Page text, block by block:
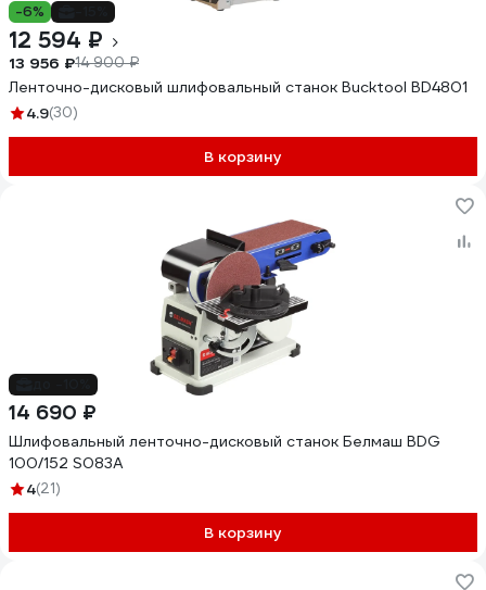
-6%
12 594 ₽
13 956 ₽14 900 ₽
Ленточно-дисковый шлифовальный станок Bucktool BD4801
4.9(30)
В корзину
14 690 ₽
Шлифовальный ленточно-дисковый станок Белмаш BDG
100/152 S083A
4(21)
В корзину